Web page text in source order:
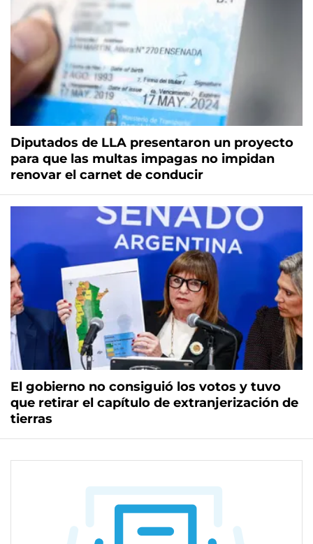
Diputados de LLA presentaron un proyecto
para que las multas impagas no impidan
renovar el carnet de conducir
El gobierno no consiguió los votos y tuvo
que retirar el capítulo de extranjerización de
tierras